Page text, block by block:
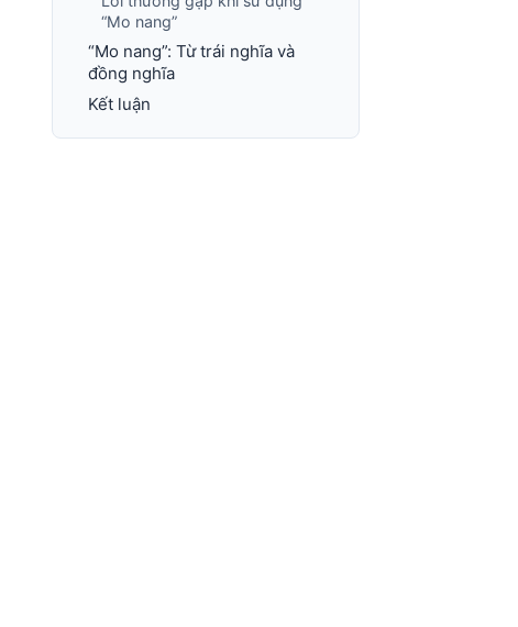
“Mo nang”
“Mo nang”: Từ trái nghĩa và
đồng nghĩa
Kết luận